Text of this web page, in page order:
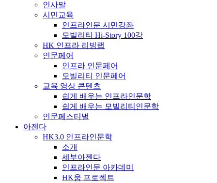
인사말
시민교육
인프라인문 시민강좌
모빌리티 Hi-Story 100강
HK 인프라 리빙랩
인문페어
인프라 인문페어
모빌리티 인문페어
교육 영상 콘텐츠
쉽게 배우는 인프라인문학
쉽게 배우는 모빌리티인문학
인문페스티벌
아젠다
HK3.0 인프라인문학
소개
세부아젠다
인프라인문 아카데미
HK움 프로젝트